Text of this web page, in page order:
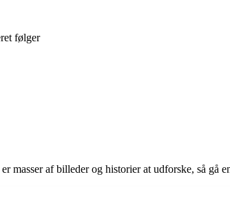
følger
af billeder og historier at udforske, så gå